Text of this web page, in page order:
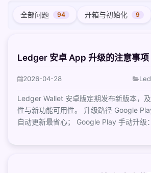
全部问题 94 开箱与初始化 9
Ledger 安卓 App 升级的注意事项
2026-04-28
Ledger Wallet 安卓版定期发布新版本，
性与新功能可用性。 升级路径 Google
自动更新最省心； Google Play 手动升级